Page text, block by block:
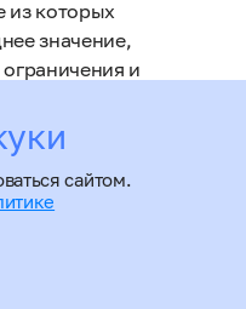
из которых
значение,
и
(см. отчет
LVE
сайтом.